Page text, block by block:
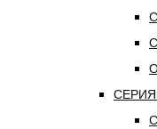
СЕРИЯ